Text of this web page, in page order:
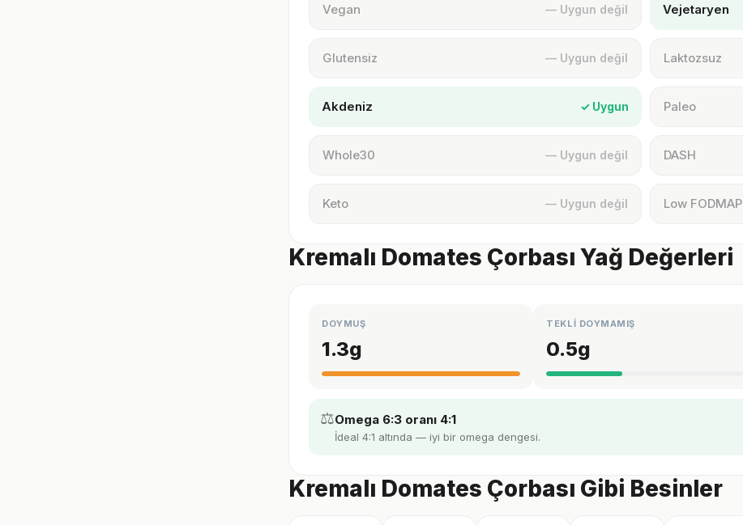
Vegan — Uygun değil Vejetaryen
Glutensiz — Uygun değil Laktozsuz
Akdeniz ✓ Uygun Paleo
Whole30 — Uygun değil DASH
Keto — Uygun değil Low FODMAP
Kremalı Domates Çorbası Yağ Değerleri
DOYMUŞ
1.3g
TEKLİ DOYMAMIŞ
0.5g
⚖️Omega 6:3 oranı 4:1
İdeal 4:1 altında — iyi bir omega dengesi.
Kremalı Domates Çorbası Gibi Besinler